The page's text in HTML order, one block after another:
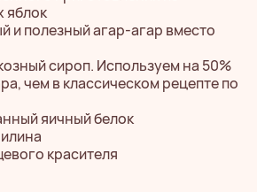
яблок
и полезный агар-агар вместо
сироп. Используем на 50%
чем в классическом рецепте по
яичный белок
красителя